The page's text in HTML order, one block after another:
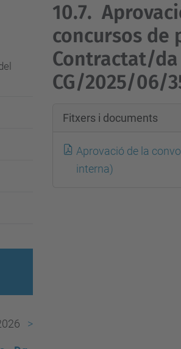
10.7.
concursos de
Contractat/
CG/2025/06/
Fitxers i documents
Aprovació de la
interna)